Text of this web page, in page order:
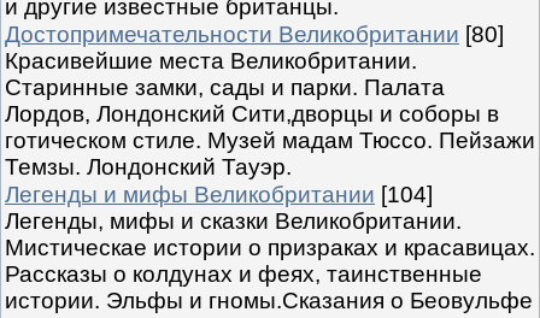
и другие известные британцы.
Достопримечательности Великобритании [80]
Красивейшие места Великобритании.
Старинные замки, сады и парки. Палата
Лордов, Лондонский Сити,дворцы и соборы в
готическом стиле. Музей мадам Тюссо. Пейзажи
Темзы. Лондонский Тауэр.
Легенды и мифы Великобритании [104]
Легенды, мифы и сказки Великобритании.
Мистическае истории о призраках и красавицах.
Рассказы о колдунах и феях, таинственные
истории. Эльфы и гномы.Сказания о Беовульфе